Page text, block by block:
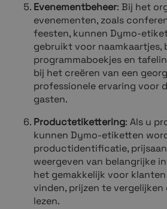
Evenementbeheer: Bij het
evenementen, zoals
feesten, kunnen Dymo-
gebruikt voor naamkaartjes,
programmaboekjes en
bij het creëren van een
professionele ervaring voor
gasten.
Productetikettering: Als u
kunnen Dymo-etiketten
productidentificatie,
weergeven van belangrijke
het gemakkelijk voor
vinden, prijzen te
lezen.